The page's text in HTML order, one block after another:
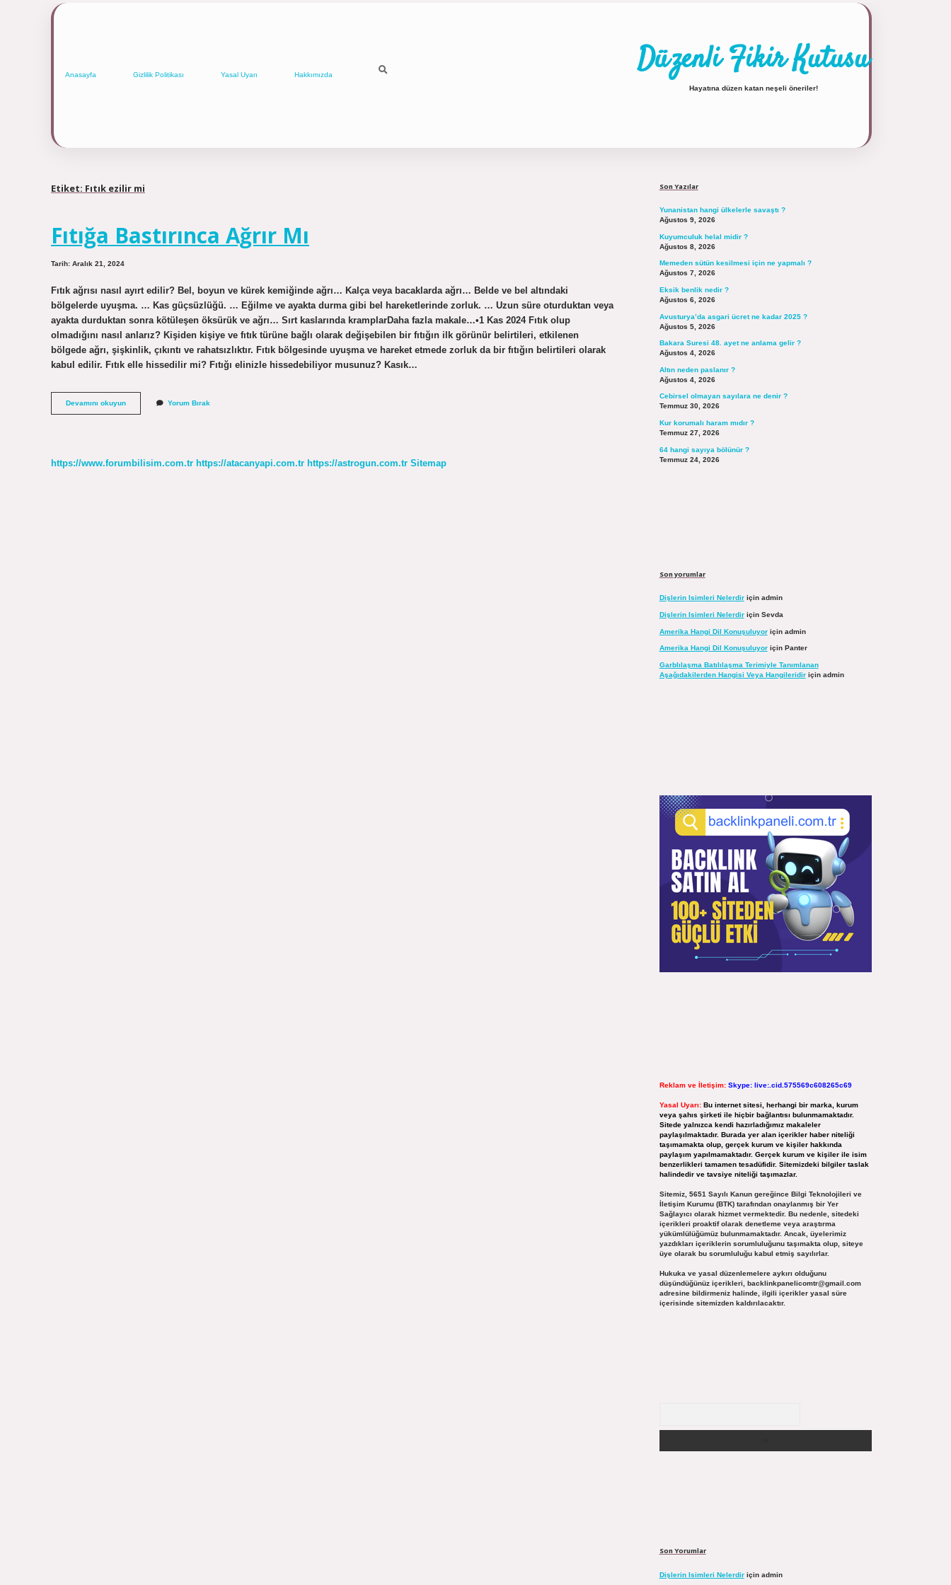
Anasayfa Gizlilik Politikası Yasal Uyarı Hakkımızda Düzenli Fikir Kutusu
Hayatına düzen katan neşeli öneriler!
Etiket: Fıtık ezilir mi
Fıtığa Bastırınca Ağrır Mı
Tarih: Aralık 21, 2024
Fıtık ağrısı nasıl ayırt edilir? Bel, boyun ve kürek kemiğinde ağrı… Kalça veya bacaklarda ağrı… Belde ve bel altındaki
bölgelerde uyuşma. … Kas güçsüzlüğü. … Eğilme ve ayakta durma gibi bel hareketlerinde zorluk. … Uzun süre oturduktan veya
ayakta durduktan sonra kötüleşen öksürük ve ağrı… Sırt kaslarında kramplarDaha fazla makale…•1 Kas 2024 Fıtık olup
olmadığını nasıl anlarız? Kişiden kişiye ve fıtık türüne bağlı olarak değişebilen bir fıtığın ilk görünür belirtileri, etkilenen
bölgede ağrı, şişkinlik, çıkıntı ve rahatsızlıktır. Fıtık bölgesinde uyuşma ve hareket etmede zorluk da bir fıtığın belirtileri olarak
kabul edilir. Fıtık elle hissedilir mi? Fıtığı elinizle hissedebiliyor musunuz? Kasık…
Devamını okuyunFıtığa
Bastırınca
Yorum Bırak
https://www.forumbilisim.com.tr https://atacanyapi.com.tr https://astrogun.com.tr Sitemap
Son Yazılar
Yunanistan hangi ülkelerle savaştı ?
Ağustos 9, 2026
Kuyumculuk helal midir ?
Ağustos 8, 2026
Memeden sütün kesilmesi için ne yapmalı ?
Ağustos 7, 2026
Eksik benlik nedir ?
Ağustos 6, 2026
Avusturya’da asgari ücret ne kadar 2025 ?
Ağustos 5, 2026
Bakara Suresi 48. ayet ne anlama gelir ?
Ağustos 4, 2026
Altın neden paslanır ?
Ağustos 4, 2026
Cebirsel olmayan sayılara ne denir ?
Temmuz 30, 2026
Kur korumalı haram mıdır ?
Temmuz 27, 2026
64 hangi sayıya bölünür ?
Temmuz 24, 2026
Son yorumlar
Dişlerin Isimleri Nelerdiriçin admin
Dişlerin Isimleri Nelerdiriçin Sevda
Amerika Hangi Dil Konuşuluyoriçin admin
Amerika Hangi Dil Konuşuluyoriçin Panter
Garblılaşma Batılılaşma Terimiyle Tanımlanan
Aşağıdakilerden Hangisi Veya Hangileridiriçin admin
Reklam ve İletişim: Skype: live:.cid.575569c608265c69
Yasal Uyarı: Bu internet sitesi, herhangi bir marka, kurum
veya şahıs şirketi ile hiçbir bağlantısı bulunmamaktadır.
Sitede yalnızca kendi hazırladığımız makaleler
paylaşılmaktadır. Burada yer alan içerikler haber niteliği
taşımamakta olup, gerçek kurum ve kişiler hakkında
paylaşım yapılmamaktadır. Gerçek kurum ve kişiler ile isim
benzerlikleri tamamen tesadüfidir. Sitemizdeki bilgiler taslak
halindedir ve tavsiye niteliği taşımazlar.
Sitemiz, 5651 Sayılı Kanun gereğince Bilgi Teknolojileri ve
İletişim Kurumu (BTK) tarafından onaylanmış bir Yer
Sağlayıcı olarak hizmet vermektedir. Bu nedenle, sitedeki
içerikleri proaktif olarak denetleme veya araştırma
yükümlülüğümüz bulunmamaktadır. Ancak, üyelerimiz
yazdıkları içeriklerin sorumluluğunu taşımakta olup, siteye
üye olarak bu sorumluluğu kabul etmiş sayılırlar.
Hukuka ve yasal düzenlemelere aykırı olduğunu
düşündüğünüz içerikleri, backlinkpanelicomtr@gmail.com
adresine bildirmeniz halinde, ilgili içerikler yasal süre
içerisinde sitemizden kaldırılacaktır.
Son Yorumlar
Dişlerin Isimleri Nelerdiriçin admin